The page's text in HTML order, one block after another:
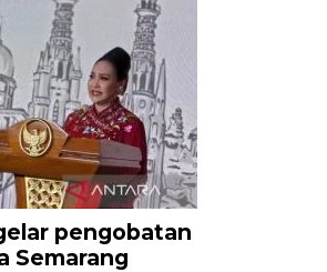
pengobatan
Semarang